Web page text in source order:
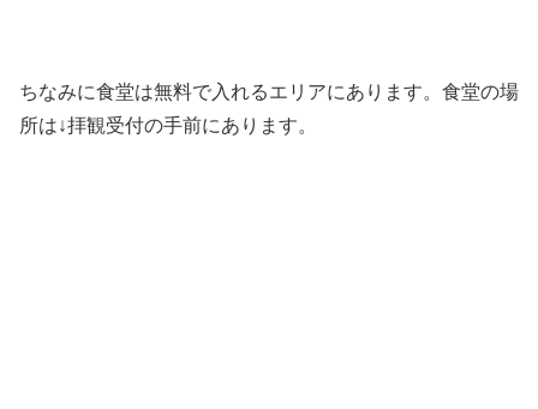
ちなみに食堂は無料で入れるエリアにあります。食堂の場
所は↓拝観受付の手前にあります。